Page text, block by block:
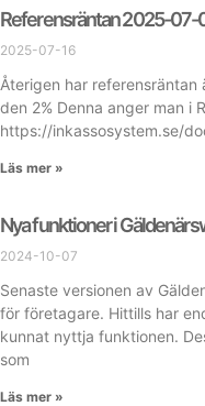
Referensräntan 2025-07-
2025-07-16
Återigen har
den 2% Denna anger man i
https://inkassosystem.se/
Läs mer »
Nya funktioner i
2024-10-07
Senaste versionen av
för företagare. Hittills har
kunnat nyttja funktionen.
som
Läs mer »